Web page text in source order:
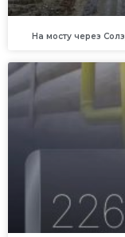
На мосту через